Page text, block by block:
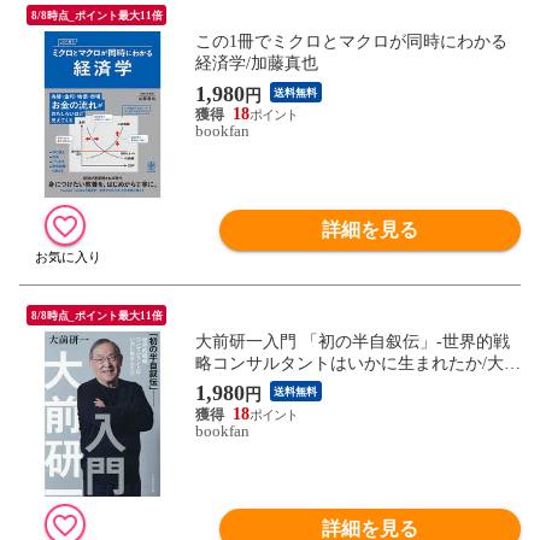
8/8時点_ポイント最大11倍
この1冊でミクロとマクロが同時にわかる
経済学/加藤真也
1,980円 送料無料
18
bookfan
詳細を見る
8/8時点_ポイント最大11倍
大前研一入門 「初の半自叙伝」-世界的戦
略コンサルタントはいかに生まれたか/大前
研一
1,980円 送料無料
18
bookfan
詳細を見る